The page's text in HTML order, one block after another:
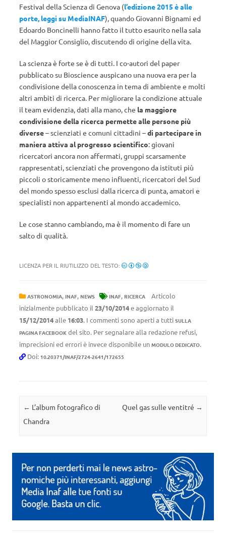
Festival della Scienza di Genova (l’edizione 2015 è alle
porte, leggi su MediaINAF), quando Giovanni Bignami ed
Edoardo Boncinelli hanno fatto il tutto esaurito nella sala
del Maggior Consiglio, discutendo di origine della vita.
La scienza è forte se è di tutti. I co-autori del paper
pubblicato su Bioscience auspicano una nuova era per la
condivisione della conoscenza in tema di ambiente e molti
altri ambiti di ricerca. Per migliorare la condizione attuale
il team evidenzia, dati alla mano, che la maggiore
condivisione della ricerca permette alle persone più
diverse– scienziati e comuni cittadini –di partecipare in
maniera attiva al progresso scientifico: giovani
ricercatori ancora non affermati, gruppi scarsamente
rappresentati, scienziati che provengono da istituti più
piccoli o storicamente meno influenti, ricercatori del Sud
del mondo spesso esclusi dalla ricerca di punta, amatori e
specialisti non appartenenti al mondo accademico.
Le cose stanno cambiando, ma è il momento di fare un
salto di qualità.
LICENZA PER IL RIUTILIZZO DEL TESTO:
ASTRONOMIA, INAF, NEWS INAF, RICERCA
Articolo
inizialmente pubblicato il 23/10/2014e aggiornato il
15/12/2014alle 16:03. I commenti sono aperti a tutti SULLA
PAGINA FACEBOOK del sito. Per segnalare alla redazione refusi,
imprecisioni ed errori è invece disponibile un MODULO DEDICATO.
Doi: 10.20371/INAF/2724-2641/172655
Navigazione articolo
← L’album fotografico di
Chandra
Quel gas sulle ventitré →